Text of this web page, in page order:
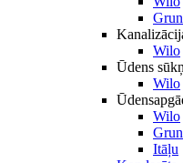
Wilo
Ūdens
Wilo
Wilo
Itāļu